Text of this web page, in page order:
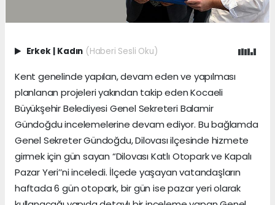
Erkek | Kadın (Haberi Sesli Oku)
Kent genelinde yapılan, devam eden ve yapılması
planlanan projeleri yakından takip eden Kocaeli
Büyükşehir Belediyesi Genel Sekreteri Balamir
Gündoğdu incelemelerine devam ediyor. Bu bağlamda
Genel Sekreter Gündoğdu, Dilovası ilçesinde hizmete
girmek için gün sayan “Dilovası Katlı Otopark ve Kapalı
Pazar Yeri’’ni inceledi. İlçede yaşayan vatandaşların
haftada 6 gün otopark, bir gün ise pazar yeri olarak